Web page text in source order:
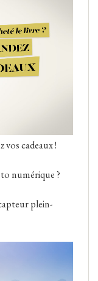
vos cadeaux !
numérique ?
plein-